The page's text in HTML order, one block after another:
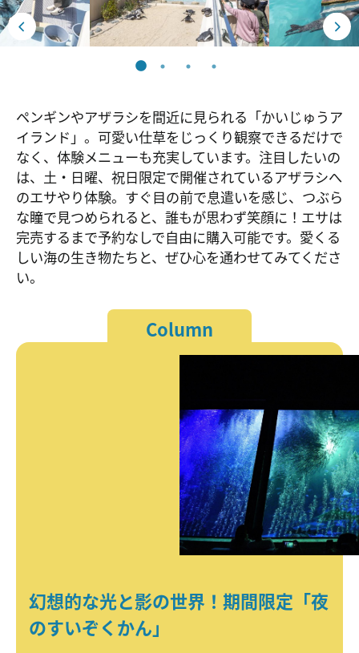
ペンギンやアザラシを間近に見られる「かいじゅうア
イランド」。可愛い仕草をじっくり観察できるだけで
なく、体験メニューも充実しています。注目したいの
は、土・日曜、祝日限定で開催されているアザラシへ
のエサやり体験。すぐ目の前で息遣いを感じ、つぶら
な瞳で見つめられると、誰もが思わず笑顔に！エサは
完売するまで予約なしで自由に購入可能です。愛くる
しい海の生き物たちと、ぜひ心を通わせてみてくださ
い。
Column
幻想的な光と影の世界！期間限定「夜
のすいぞくかん」